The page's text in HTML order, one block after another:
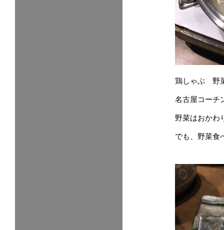
鶏しゃぶ 野
名古屋コーチ
野菜はおかわ
でも、野菜食